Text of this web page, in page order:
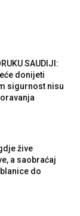
SAUDIJI:
donijeti
sigurnost nisu
žive
a saobraćaj
do